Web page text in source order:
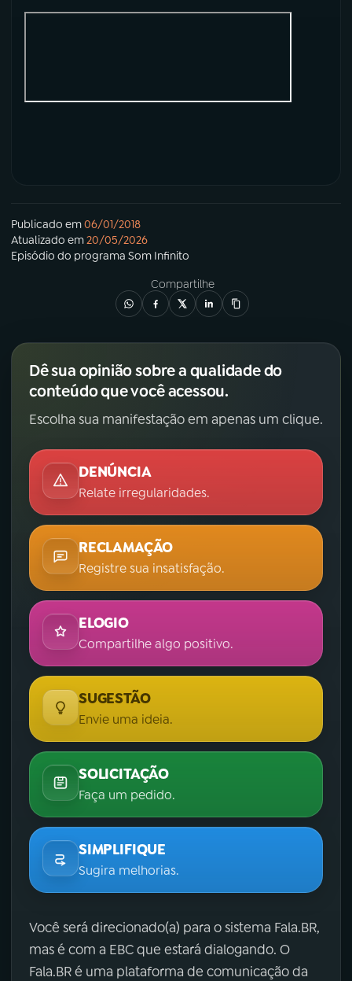
Publicado em06/01/2018
Atualizado em20/05/2026
Episódio do programa Som Infinito
Compartilhe
Dê sua opinião sobre a qualidade do
conteúdo que você acessou.
Escolha sua manifestação em apenas um clique.
DENÚNCIA
Relate irregularidades.
RECLAMAÇÃO
Registre sua insatisfação.
ELOGIO
Compartilhe algo positivo.
SUGESTÃO
Envie uma ideia.
SOLICITAÇÃO
Faça um pedido.
SIMPLIFIQUE
Sugira melhorias.
Você será direcionado(a) para o sistema Fala.BR,
mas é com a EBC que estará dialogando. O
Fala.BR é uma plataforma de comunicação da